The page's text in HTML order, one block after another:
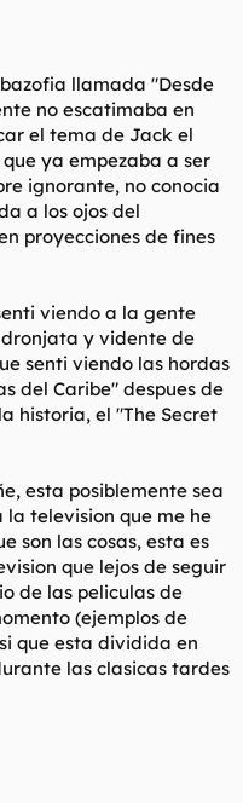
llamada "Desde
no escatimaba en
el tema de Jack el
ya empezaba a ser
ignorante, no conocia
a los ojos del
proyecciones de fines
viendo a la gente
y vidente de
senti viendo las hordas
del Caribe" despues de
historia, el "The Secret
esta posiblemente sea
television que me he
son las cosas, esta es
que lejos de seguir
de las peliculas de
(ejemplos de
que esta dividida en
las clasicas tardes